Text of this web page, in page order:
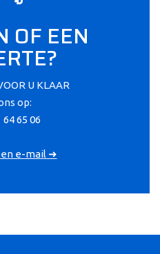
OF EEN
U KLAAR
op:
64 65 06
e-mail ➜